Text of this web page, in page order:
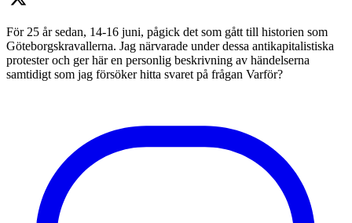
För 25 år sedan, 14-16 juni, pågick det som gått till historien som
Göteborgskravallerna. Jag närvarade under dessa antikapitalistiska
protester och ger här en personlig beskrivning av händelserna
samtidigt som jag försöker hitta svaret på frågan Varför?